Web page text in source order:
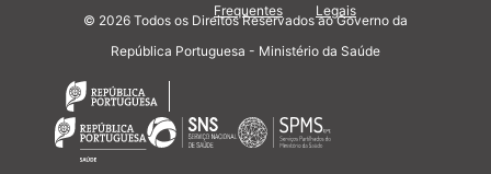
Frequentes
Legais
© 2026 Todos os Direitos Reservados ao Governo da
República Portuguesa - Ministério da Saúde